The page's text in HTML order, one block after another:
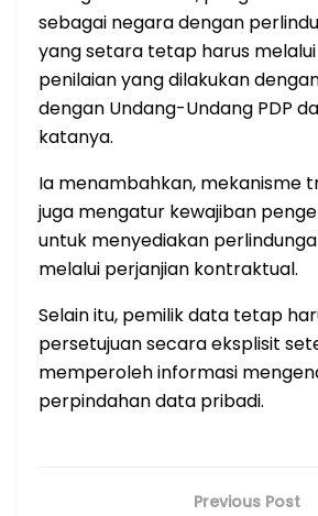
sebagai negara dengan
yang setara tetap harus
penilaian yang dilakukan
dengan Undang-Undang PDP
katanya.
Ia menambahkan, mekanisme
juga mengatur kewajiban
untuk menyediakan
melalui perjanjian kontraktual.
Selain itu, pemilik data tetap
persetujuan secara eksplisit
memperoleh informasi
perpindahan data pribadi.
Previous Post